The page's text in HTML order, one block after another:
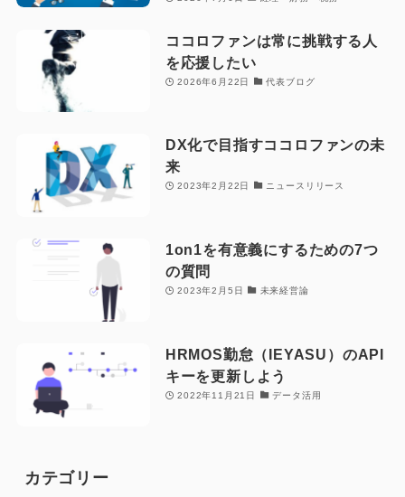
ココロファンは常に挑戦する人
を応援したい
2026年6月22日 代表ブログ
DX化で目指すココロファンの未
来
2023年2月22日 ニュースリリース
1on1を有意義にするための7つ
の質問
2023年2月5日 未来経営論
HRMOS勤怠（IEYASU）のAPI
キーを更新しよう
2022年11月21日 データ活用
カテゴリー